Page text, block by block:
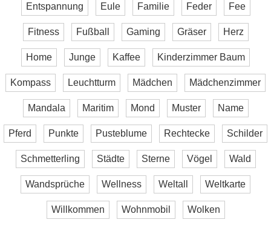
Entspannung Eule Familie Feder Fee
Fitness Fußball Gaming Gräser Herz
Home Junge Kaffee Kinderzimmer Baum
Kompass Leuchtturm Mädchen Mädchenzimmer
Mandala Maritim Mond Muster Name
Pferd Punkte Pusteblume Rechtecke Schilder
Schmetterling Städte Sterne Vögel Wald
Wandsprüche Wellness Weltall Weltkarte
Willkommen Wohnmobil Wolken